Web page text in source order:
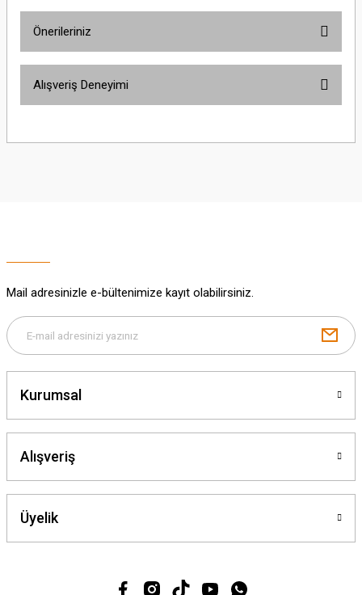
Önerileriniz
yetersiz gördüğünüz noktaları öneri formunu kullanarak tarafımıza
Gönder
Alışveriş Deneyimi
Mail adresinizle e-bültenimize kayıt olabilirsiniz.
Kurumsal
Alışveriş
Üyelik